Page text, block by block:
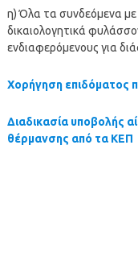
η) Όλα τα συνδεόμενα
δικαιολογητικά
ενδιαφερόμενους για
Χορήγηση επιδόματος
Διαδικασία υποβολής
θέρμανσης από τα ΚΕΠ